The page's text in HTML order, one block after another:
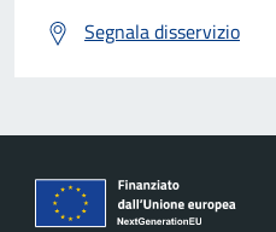
Segnala disservizio